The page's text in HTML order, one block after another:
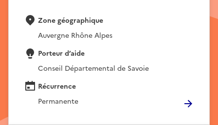
Zone géographique
Auvergne Rhône Alpes
Porteur d’aide
Conseil Départemental de Savoie
Récurrence
Permanente